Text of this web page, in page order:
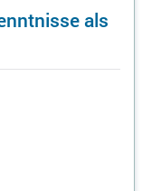
als